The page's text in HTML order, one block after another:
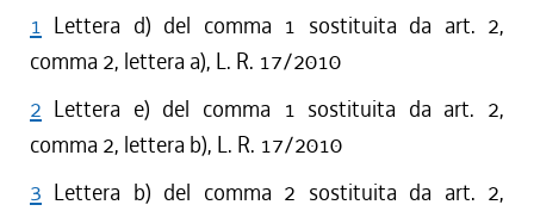
1 Lettera d) del comma 1 sostituita da art. 2,
comma 2, lettera a), L. R. 17/2010
2 Lettera e) del comma 1 sostituita da art. 2,
comma 2, lettera b), L. R. 17/2010
3 Lettera b) del comma 2 sostituita da art. 2,